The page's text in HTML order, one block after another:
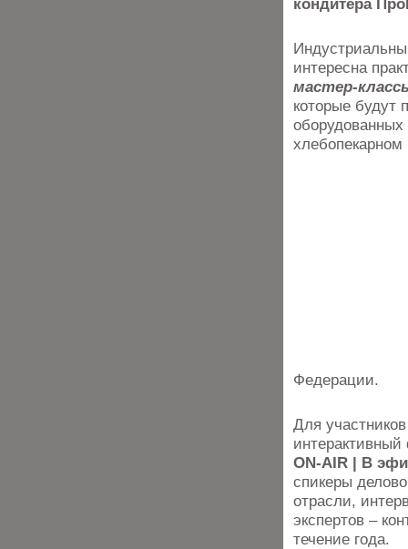
кондитера
интересна
мастер-
которые будут
Федерации.
Для
ON-AIR | В
спикеры
отрасли,
экспертов –
течение года.